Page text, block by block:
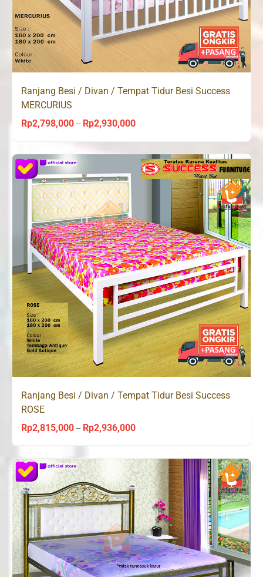
Ranjang Besi / Divan / Tempat Tidur Besi Success
MERCURIUS
Rp2,798,000 – Rp2,930,000Price
Rp2,798,000
through
Rp2,930,000
Ranjang Besi / Divan / Tempat Tidur Besi Success
ROSE
Rp2,815,000 – Rp2,936,000Price
Rp2,815,000
through
Rp2,936,000